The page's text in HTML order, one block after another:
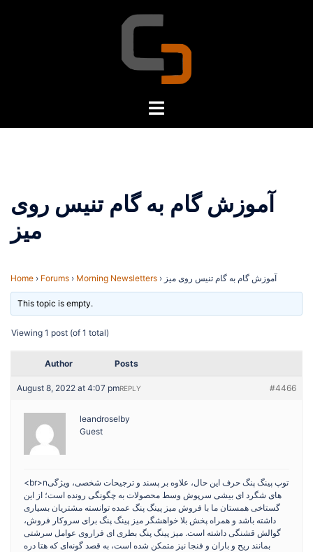
Toggle
آموزش گام به گام تنیس روی
میز
Home › Forums › Morning Newsletters › آموزش گام به گام تنیس روی میز
This topic is empty.
Viewing 1 post (of 1 total)
Author Posts
August 8, 2022 at 4:07 pm #4466
REPLY
leandroselby
Guest
<br>nتوپ پینگ پنگ حرف این حال، علاوه بر پسند و ترجیحات شخصی، ویژگی
های شگرد ای بیشی سرپوش وسط محصولات به چگونگی رونده است؛ از این
گستاخی همستان ما با فروش میز پینگ پنگ عمده توانسته مشتریان بسیاری
داشته باشد و همراه پخش بلا خواهشگر میز پینگ پنگ برای سروکار فروش،
گوالش قشنگی داشته است. میز پینگ پنگ بطری ای فراروی عوامل سرشتی
بمانند ریح و باران و فنجا نیز متمکن شده است، به قصد گونه‌ای که هتا دره